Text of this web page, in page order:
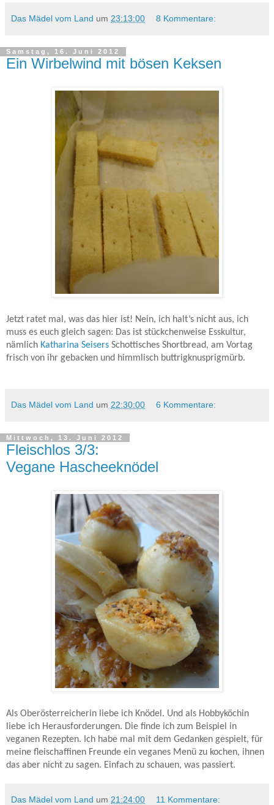
Das Mädel vom Land um 23:13:00 8 Kommentare:
Samstag, 16. Juni 2012
Ein Wirbelwind mit bösen Keksen
Jetzt ratet mal, was das hier ist! Nein, ich halt’s nicht aus, ich
muss es euch gleich sagen: Das ist stückchenweise Esskultur,
nämlich Katharina Seisers Schottisches Shortbread, am Vortag
frisch von ihr gebacken und himmlisch buttrigknusprigmürb.
Das Mädel vom Land um 22:30:00 6 Kommentare:
Mittwoch, 13. Juni 2012
Fleischlos 3/3:
Vegane Hascheeknödel
Als Oberösterreicherin liebe ich Knödel. Und als Hobbyköchin
liebe ich Herausforderungen. Die finde ich zum Beispiel in
veganen Rezepten. Ich habe mal mit dem Gedanken gespielt, für
meine fleischaffinen Freunde ein veganes Menü zu kochen, ihnen
das aber nicht zu sagen. Einfach zu schauen, was passiert.
Das Mädel vom Land um 21:24:00 11 Kommentare: